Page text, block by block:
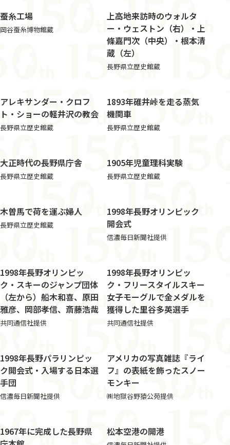
蚕糸工場
岡谷蚕糸博物館蔵
上高地来訪時のウォルタ
ー・ウェストン（右）・上
條嘉門次（中央）・根本清
蔵（左）
長野県立歴史館蔵
アレキサンダー・クロフ
ト・ショーの軽井沢の教会
長野県立歴史館蔵
1893年碓井峠を走る蒸気
機関車
長野県立歴史館蔵
大正時代の長野県庁舎
長野県立歴史館蔵
1905年児童理科実験
長野県立歴史館蔵
木曽馬で荷を運ぶ婦人
長野県立歴史館蔵
1998年長野オリンピック
開会式
信濃毎日新聞社提供
1998年長野オリンピッ
ク・スキーのジャンプ団体
（左から）船木和喜、原田
雅彦、岡部孝信、斎藤浩哉
共同通信社提供
1998年長野オリンピッ
ク・フリースタイルスキー
女子モーグルで金メダルを
獲得した里谷多英選手
共同通信社提供
1998年長野パラリンピッ
ク開会式・入場する日本選
手団
信濃毎日新聞社提供
アメリカの写真雑誌『ライ
フ』の表紙を飾ったスノー
モンキー
㈱地獄谷野猿公苑提供
1967年に完成した長野県
松本空港の開港